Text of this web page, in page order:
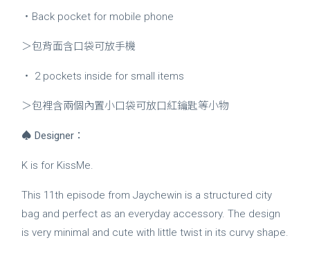
・Back pocket for mobile phone
＞包背面含口袋可放手機
・ 2 pockets inside for small items
＞包裡含兩個內置小口袋可放口紅鑰匙等小物
♠ Designer：
K is for KissMe.
This 11th episode from Jaychewin is a structured city
bag and perfect as an everyday accessory. The design
is very minimal and cute with little twist in its curvy shape.